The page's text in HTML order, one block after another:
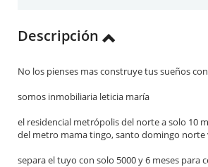
Descripción
No los pienses mas construye tus sueños
somos inmobiliaria leticia maría
el residencial metrópolis del norte a solo 10
del metro mama tingo, santo domingo norte
separa el tuyo con solo 5000 y 6 meses para